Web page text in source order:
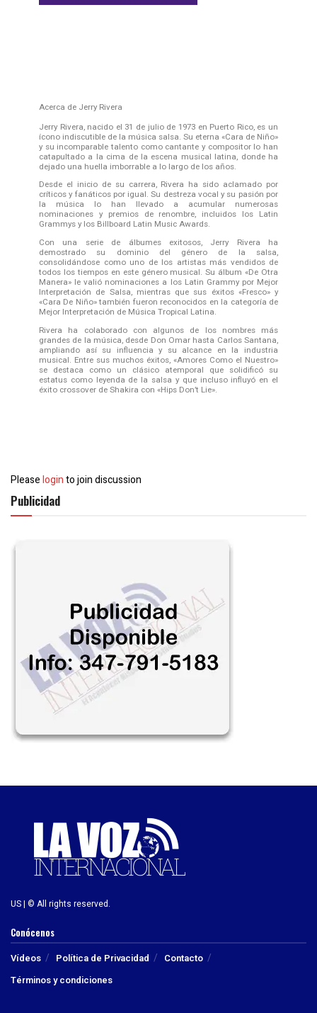
Acerca de Jerry Rivera
Jerry Rivera, nacido el 31 de julio de 1973 en Puerto Rico, es un
ícono indiscutible de la música salsa. Su eterna «Cara de Niño»
y su incomparable talento como cantante y compositor lo han
catapultado a la cima de la escena musical latina, donde ha
dejado una huella imborrable a lo largo de los años.
Desde el inicio de su carrera, Rivera ha sido aclamado por
críticos y fanáticos por igual. Su destreza vocal y su pasión por
la música lo han llevado a acumular numerosas
nominaciones y premios de renombre, incluidos los Latin
Grammys y los Billboard Latin Music Awards.
Con una serie de álbumes exitosos, Jerry Rivera ha
demostrado su dominio del género de la salsa,
consolidándose como uno de los artistas más vendidos de
todos los tiempos en este género musical. Su álbum «De Otra
Manera» le valió nominaciones a los Latin Grammy por Mejor
Interpretación de Salsa, mientras que sus éxitos «Fresco» y
«Cara De Niño» también fueron reconocidos en la categoría de
Mejor Interpretación de Música Tropical Latina.
Rivera ha colaborado con algunos de los nombres más
grandes de la música, desde Don Omar hasta Carlos Santana,
ampliando así su influencia y su alcance en la industria
musical. Entre sus muchos éxitos, «Amores Como el Nuestro»
se destaca como un clásico atemporal que solidificó su
estatus como leyenda de la salsa y que incluso influyó en el
éxito crossover de Shakira con «Hips Don’t Lie».
Pleaseloginto join discussion
Publicidad
US | © All rights reserved.
Conócenos
Vídeos Política de Privacidad
Contacto
Términos y condiciones